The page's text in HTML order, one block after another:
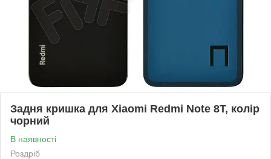
Задня кришка для Xiaomi Redmi Note 8T, колір
чорний
В наявності
Роздріб